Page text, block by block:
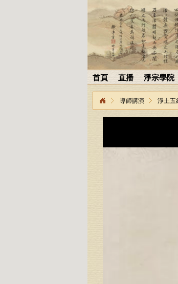
首頁 直播 淨宗學院
導師講演 淨土五